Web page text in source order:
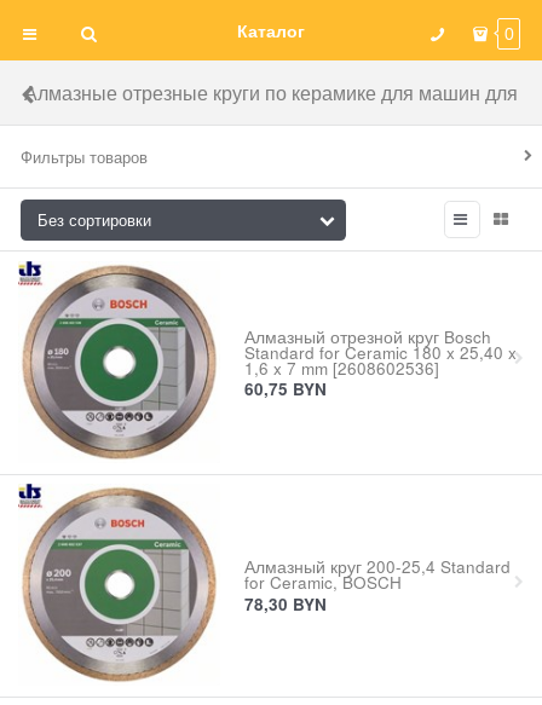
Каталог 0
Алмазные отрезные круги по керамике для машин для
Фильтры товаров
Алмазный отрезной круг Bosch
Standard for Ceramic 180 x 25,40 x
1,6 x 7 mm [2608602536]
60,75 BYN
Алмазный круг 200-25,4 Standard
for Ceramic, BOSCH
78,30 BYN